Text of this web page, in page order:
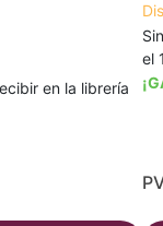
en la librería
el